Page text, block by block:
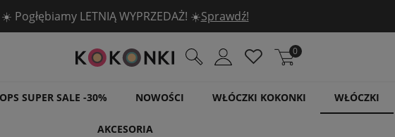
☀️ Pogłębiamy LETNIĄ WYPRZEDAŻ! ☀️Sprawdź!
0
SUPER SALE -30% NOWOŚCI WŁÓCZKI KOKONKI WŁÓCZKI
AKCESORIA